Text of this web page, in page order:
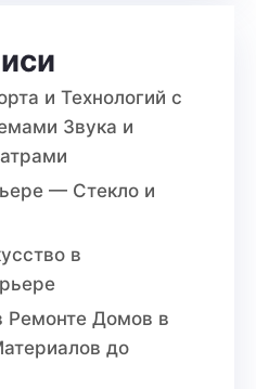
и Технологий с
Звука и
— Стекло и
в
Ремонте Домов в
до